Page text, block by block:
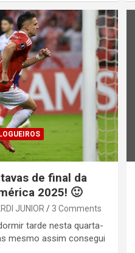
de final da
2025! 🙂
JUNIOR 3 Comments
tarde nesta quarta-
mesmo assim consegui